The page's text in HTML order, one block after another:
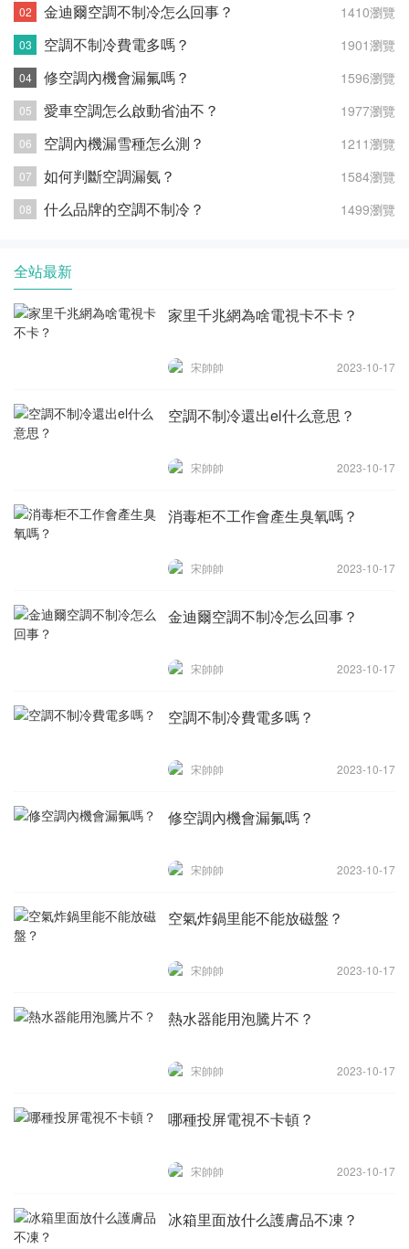
1410瀏覽
金迪爾空調不制冷怎么回事？
1901瀏覽
空調不制冷費電多嗎？
1596瀏覽
修空調內機會漏氟嗎？
1977瀏覽
愛車空調怎么啟動省油不？
1211瀏覽
空調內機漏雪種怎么測？
1584瀏覽
如何判斷空調漏氨？
1499瀏覽
什么品牌的空調不制冷？
全站最新
家里千兆網為啥電視卡不卡？
宋帥帥 2023-10-17
空調不制冷還出el什么意思？
宋帥帥 2023-10-17
消毒柜不工作會產生臭氧嗎？
宋帥帥 2023-10-17
金迪爾空調不制冷怎么回事？
宋帥帥 2023-10-17
空調不制冷費電多嗎？
宋帥帥 2023-10-17
修空調內機會漏氟嗎？
宋帥帥 2023-10-17
空氣炸鍋里能不能放磁盤？
宋帥帥 2023-10-17
熱水器能用泡騰片不？
宋帥帥 2023-10-17
哪種投屏電視不卡頓？
宋帥帥 2023-10-17
冰箱里面放什么護膚品不凍？